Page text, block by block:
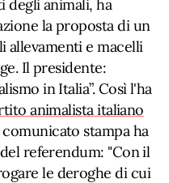
degli animali, ha
la proposta di un
e macelli
Il presidente:
in Italia”. Così l'ha
animalista italiano
stampa ha
referendum: "Con il
le deroghe di cui